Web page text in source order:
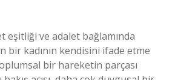
eşitliği ve adalet bağlamında
bir kadının kendisini ifade etme
bir hareketin parçası